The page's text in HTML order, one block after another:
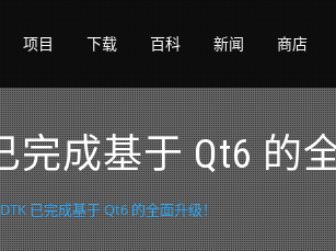
项目 下载 百科 新闻 商店
完成基于 Qt6 的
已完成基于 Qt6 的全面升级！